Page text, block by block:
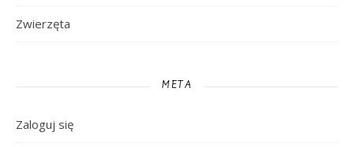
Zwierzęta
META
Zaloguj się